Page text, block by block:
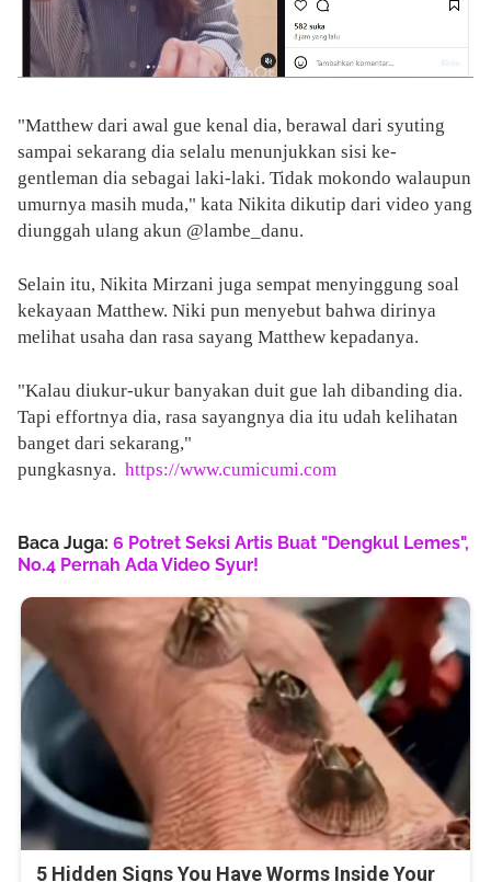
"Matthew dari awal gue kenal dia, berawal dari syuting
sampai sekarang dia selalu menunjukkan sisi ke-
gentleman dia sebagai laki-laki. Tidak mokondo walaupun
umurnya masih muda," kata Nikita dikutip dari video yang
diunggah ulang akun @lambe_danu.
Selain itu, Nikita Mirzani juga sempat menyinggung soal
kekayaan Matthew. Niki pun menyebut bahwa dirinya
melihat usaha dan rasa sayang Matthew kepadanya.
"Kalau diukur-ukur banyakan duit gue lah dibanding dia.
Tapi effortnya dia, rasa sayangnya dia itu udah kelihatan
banget dari sekarang,"
pungkasnya. https://www.cumicumi.com
Baca Juga: 6 Potret Seksi Artis Buat "Dengkul Lemes",
No.4 Pernah Ada Video Syur!
5 Hidden Signs You Have Worms Inside Your